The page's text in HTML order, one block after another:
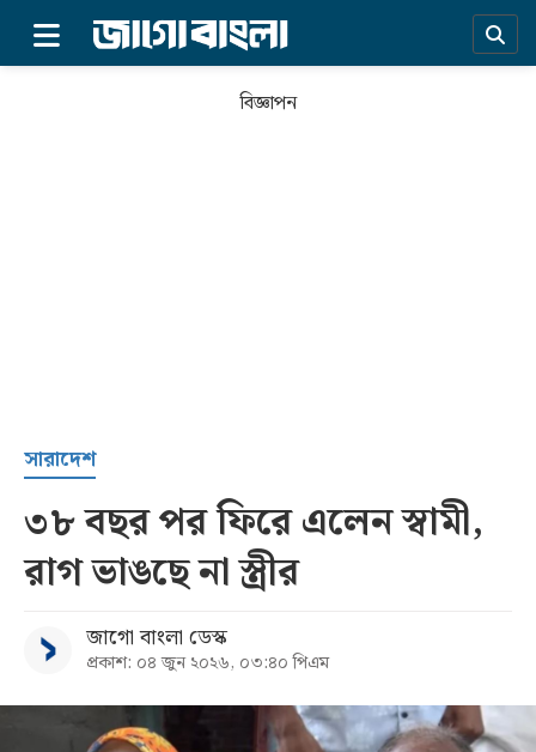
সর্বশেষ
বিভাগ
আর্কাইভ
বিজ্ঞাপন
সারাদেশ
৩৮ বছর পর ফিরে এলেন স্বামী,
রাগ ভাঙছে না স্ত্রীর
জাগো বাংলা ডেস্ক
প্রকাশ: ০৪ জুন ২০২৬, ০৩:৪০ পিএম